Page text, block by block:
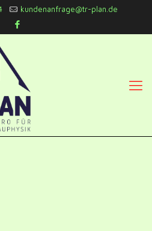
kundenanfrage@tr-plan.de